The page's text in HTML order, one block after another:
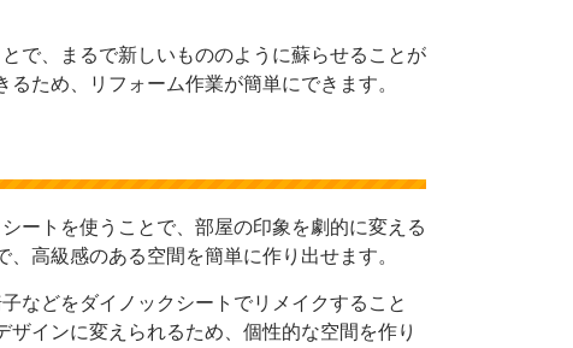
で、まるで新しいもののように蘇らせることが
ため、リフォーム作業が簡単にできます。
ートを使うことで、部屋の印象を劇的に変える
高級感のある空間を簡単に作り出せます。
などをダイノックシートでリメイクすること
インに変えられるため、個性的な空間を作り